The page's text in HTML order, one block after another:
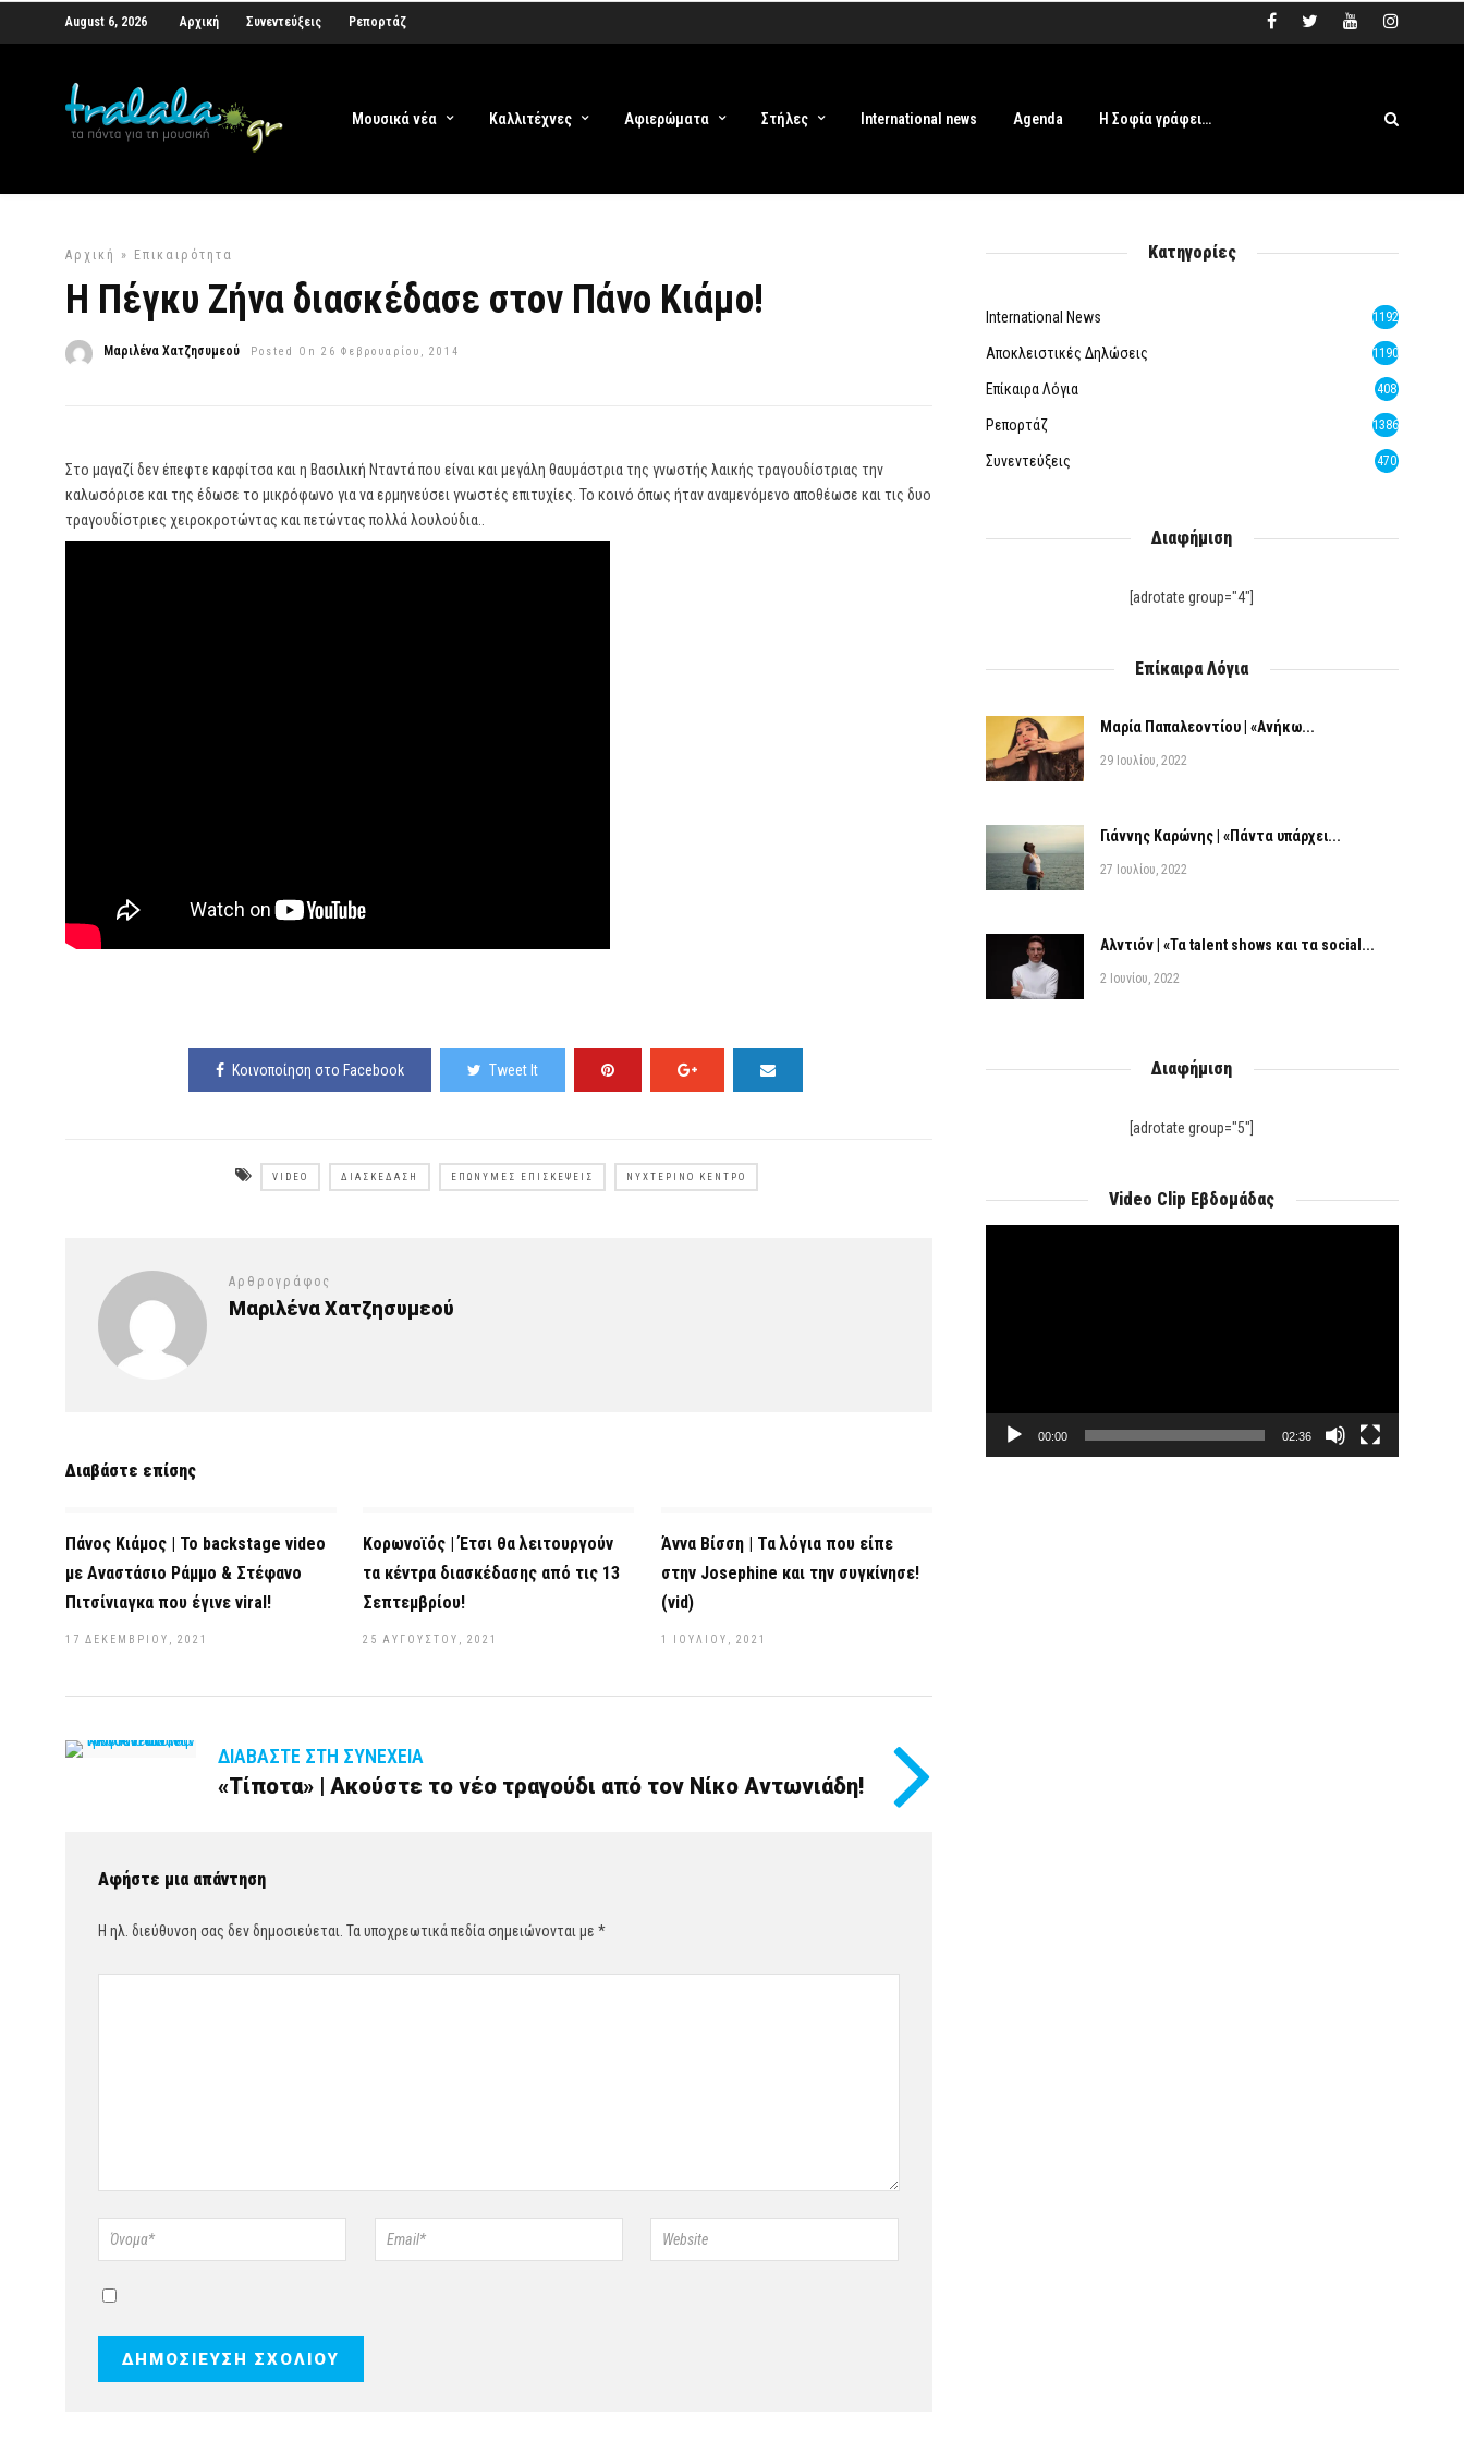
August 6, 2026 Αρχική Συνεντεύξεις Ρεπορτάζ
Μουσικά νέα Καλλιτέχνες Αφιερώματα Στήλες International news Agenda Η Σοφία γράφει…
Αρχική » Επικαιρότητα
Η Πέγκυ Ζήνα διασκέδασε στον Πάνο Κιάμο!
Μαριλένα Χατζησυμεού Posted On 26 Φεβρουαρίου, 2014
Στο μαγαζί δεν έπεφτε καρφίτσα και η Βασιλική Νταντά που είναι και μεγάλη θαυμάστρια της γνωστής λαικής τραγουδίστριας την
καλωσόρισε και της έδωσε το μικρόφωνο για να ερμηνεύσει γνωστές επιτυχίες. Το κοινό όπως ήταν αναμενόμενο αποθέωσε και τις δυο
τραγουδίστριες χειροκροτώντας και πετώντας πολλά λουλούδια..
Κοινοποίηση στο Facebook Tweet It
VIDEO ΔΙΑΣΚΈΔΑΣΗ ΕΠΏΝΥΜΕΣ ΕΠΙΣΚΈΨΕΙΣ ΝΥΧΤΕΡΙΝΌ ΚΈΝΤΡΟ
Αρθρογράφος
Μαριλένα Χατζησυμεού
Διαβάστε επίσης
Πάνος Κιάμος | Το backstage video
με Αναστάσιο Ράμμο & Στέφανο
Πιτσίνιαγκα που έγινε viral!
17 ΔΕΚΕΜΒΡΊΟΥ, 2021
Κορωνοϊός | Έτσι θα λειτουργούν
τα κέντρα διασκέδασης από τις 13
Σεπτεμβρίου!
25 ΑΥΓΟΎΣΤΟΥ, 2021
Άννα Βίσση | Τα λόγια που είπε
στην Josephine και την συγκίνησε!
(vid)
1 ΙΟΥΛΊΟΥ, 2021
ΔΙΑΒΆΣΤΕ ΣΤΗ ΣΥΝΈΧΕΙΑ
«Τίποτα» | Ακούστε το νέο τραγούδι από τον Νίκο Αντωνιάδη!
Αφήστε μια απάντηση
Η ηλ. διεύθυνση σας δεν δημοσιεύεται. Τα υποχρεωτικά πεδία σημειώνονται με *
Κατηγορίες
International News 1192
Αποκλειστικές Δηλώσεις 1190
Επίκαιρα Λόγια 408
Ρεπορτάζ 1386
Συνεντεύξεις 470
Διαφήμιση
[adrotate group="4"]
Επίκαιρα Λόγια
Μαρία Παπαλεοντίου | «Ανήκω...
29 Ιουλίου, 2022
Γιάννης Καρώνης | «Πάντα υπάρχει...
27 Ιουλίου, 2022
Αλντιόν | «Τα talent shows και τα social...
2 Ιουνίου, 2022
Διαφήμιση
[adrotate group="5"]
Video Clip Εβδομάδας
00:00 02:36